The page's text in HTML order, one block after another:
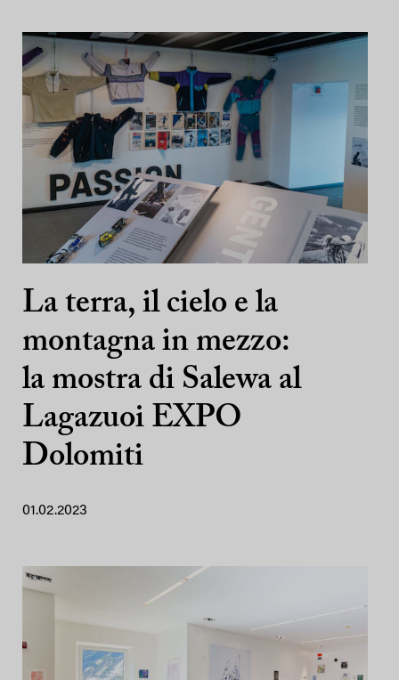
La terra, il cielo e la
montagna in mezzo:
la mostra di Salewa al
Lagazuoi EXPO
Dolomiti
01.02.2023